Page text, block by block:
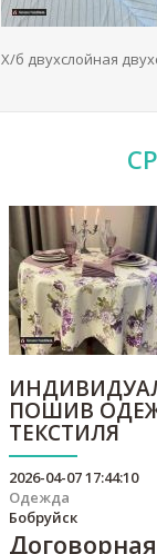
Х/б двухслойная
ПОШИВ
ТЕКСТИЛЯ
2026-04-07 17:44:10
Одежда
Бобруйск
Договорная